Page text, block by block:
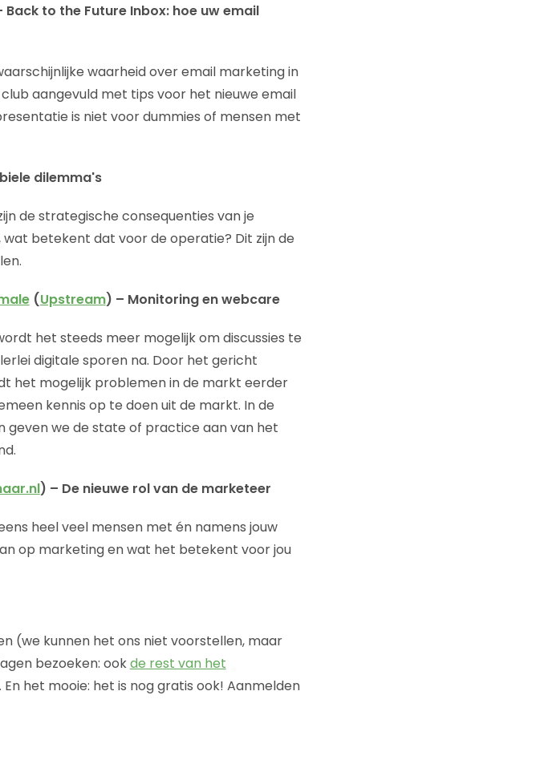
Back to the Future Inbox: hoe uw email
waarheid over email marketing in
club aangevuld met tips voor het nieuwe email
is niet voor dummies of mensen met
dilemma's
de strategische consequenties van je
betekent dat voor de operatie? Dit zijn de
(Upstream) – Monitoring en webcare
het steeds meer mogelijk om discussies te
digitale sporen na. Door het gericht
het mogelijk problemen in de markt eerder
kennis op te doen uit de markt. In de
geven we de state of practice aan van het
) – De nieuwe rol van de marketeer
heel veel mensen met én namens jouw
op marketing en wat het betekent voor jou
(we kunnen het ons niet voorstellen, maar
bezoeken: ookde rest van het
het mooie: het is nog gratis ook! Aanmelden